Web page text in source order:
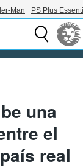
Man PS Plus
una
el
real